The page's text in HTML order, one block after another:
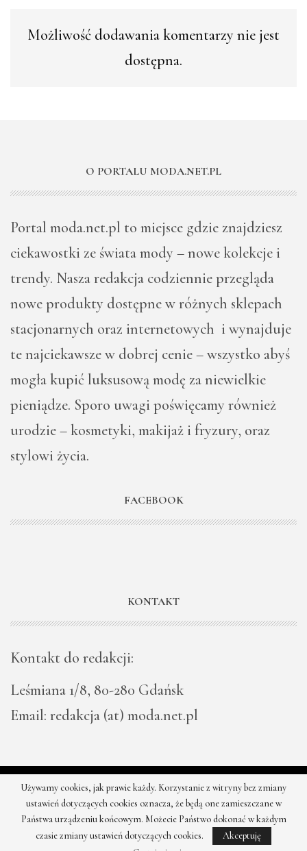
Możliwość dodawania komentarzy nie jest
dostępna.
O PORTALU MODA.NET.PL
Portal moda.net.pl to miejsce gdzie znajdziesz
ciekawostki ze świata mody – nowe kolekcje i
trendy. Nasza redakcja codziennie przegląda
nowe produkty dostępne w różnych sklepach
stacjonarnych oraz internetowych i wynajduje
te najciekawsze w dobrej cenie – wszystko abyś
mogła kupić luksusową modę za niewielkie
pieniądze. Sporo uwagi poświęcamy również
urodzie – kosmetyki, makijaż i fryzury, oraz
stylowi życia.
FACEBOOK
KONTAKT
Kontakt do redakcji:
Leśmiana 1/8, 80-280 Gdańsk
Email: redakcja (at) moda.net.pl
© 2026 - Moda - najnowsze kolekcje, najtańsze sklepy. Wszystkie
prawa zastrzeżone.
Używamy cookies, jak prawie każdy. Korzystanie z witryny bez zmiany
ustawień dotyczących cookies oznacza, że będą one zamieszczane w
Państwa urządzeniu końcowym. Możecie Państwo dokonać w każdym
czasie zmiany ustawień dotyczących cookies.
Akceptuję